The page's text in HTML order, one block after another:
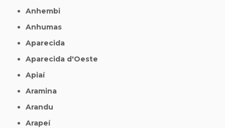
Anhembi
Anhumas
Aparecida
Aparecida d'Oeste
Apiaí
Aramina
Arandu
Arapeí